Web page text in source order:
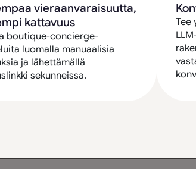
vieraanvaraisuutta,
kattavuus
boutique-concierge-
luomalla manuaalisia
ja lähettämällä
sekunneissa.
Tee